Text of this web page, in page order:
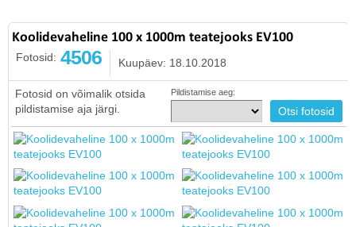
Koolidevaheline 100 x 1000m teatejooks EV100
Fotosid: 4506 Kuupäev: 18.10.2018
Fotosid on võimalik otsida
pildistamise aja järgi.
Pildistamise aeg: